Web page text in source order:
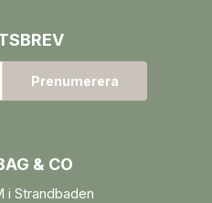
Prenumerera
& CO
i Strandbaden